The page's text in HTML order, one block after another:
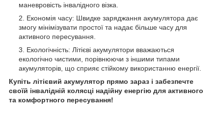
маневровість інвалідного візка.
Економія часу: Швидке заряджання акумулятора дає
змогу мінімізувати простої та надає більше часу для
активного пересування.
Екологічність: Літієві акумулятори вважаються
екологічно чистими, порівнюючи з іншими типами
акумуляторів, що сприяє стійкому використанню енергії.
Купіть літієвий акумулятор прямо зараз і забезпечте
своїй інвалідній колясці надійну енергію для активного
та комфортного пересування!